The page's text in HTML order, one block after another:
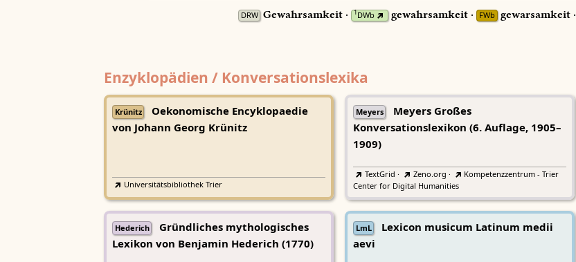
DRW Gewahrsamkeit · 1DWb gewahrsamkeit · FWb gewarsamkeit ·
Enzyklopädien / Konversationslexika
Krünitz
Oekonomische Encyklopaedie
von Johann Georg Krünitz
Universitätsbibliothek Trier
Meyers
Meyers Großes
Konversationslexikon (6. Auflage, 1905–
1909)
TextGrid · Zeno.org ·
Kompetenzzentrum - Trier
Center for Digital Humanities
Hederich
Gründliches mythologisches
Lexikon von Benjamin Hederich (1770)
LmL
Lexicon musicum Latinum medii
aevi